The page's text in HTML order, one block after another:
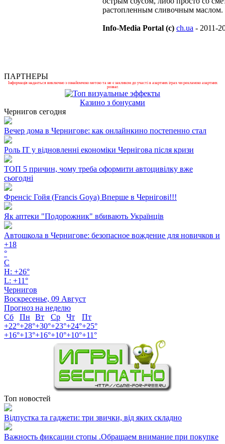
растопленным сливочным маслом.
Info-Media Portal (c) ch.ua - 2011-
ПАРТНЕРЫ
Інформація надається виключно з ознайомчою метою та не є закликом до участі в азартних іграх чи рекламою азартних
розваг.
Казино з бонусами
Чернигов сегодня
Вечер дома в Чернигове: как онлайнкино постепенно стал
Роль ІТ у відновленні економіки Чернігова після кризи
ТОП 5 причин, чому треба оформити автоцивілку вже
сьогодні
Френсіс Гойя (Francis Goya) Вперше в Чернігові!!!
Як аптеки "Подорожник" вбивають Українців
Автошкола в Чернигове: безопасное вождение для новичков и
+18
°
C
H: +26°
L: +11°
Чернигов
Воскресенье, 09 Август
Прогноз на неделю
Сб
Пн Вт Ср Чт
Пт
+22°+28°+30°+23°+24°+25°
+16°+13°+16°+10°+10°+11°
Топ новостей
Відпустка та гаджети: три звички, від яких складно
Важность фиксации стопы .Обращаем внимание при покупке